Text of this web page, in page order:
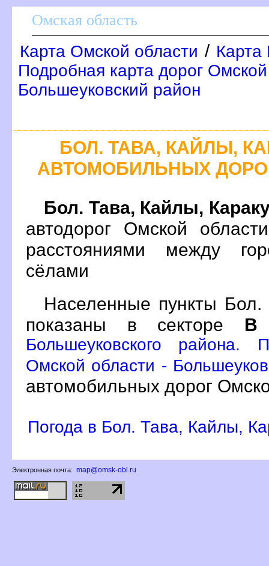
Омская область
Карта Омской области / Карта
Подробная карта дорог
Большеуковский район
БОЛ. ТАВА, КАЙЛЫ,
АВТОМОБИЛЬНЫХ
Бол. Тава, Кайлы,
автодорог Омской
расстояниями между
сёлами
Населенные пункты
показаны в секторе
Большеуковского района.
Омской области -
автомобильных дорог
Погода в Бол. Тава, Кайлы,
Электронная почта: map@omsk-obl.ru